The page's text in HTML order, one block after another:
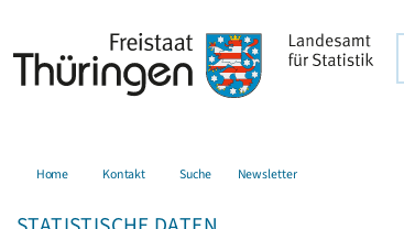
Home Kontakt Suche Newsletter